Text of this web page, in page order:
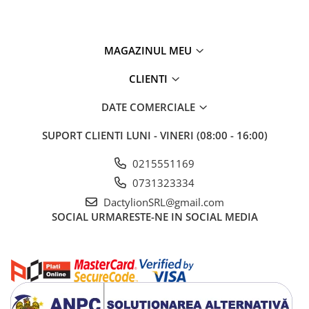
MAGAZINUL MEU
CLIENTI
DATE COMERCIALE
SUPORT CLIENTI LUNI - VINERI (08:00 - 16:00)
0215551169
0731323334
DactylionSRL@gmail.com
SOCIAL URMARESTE-NE IN SOCIAL MEDIA